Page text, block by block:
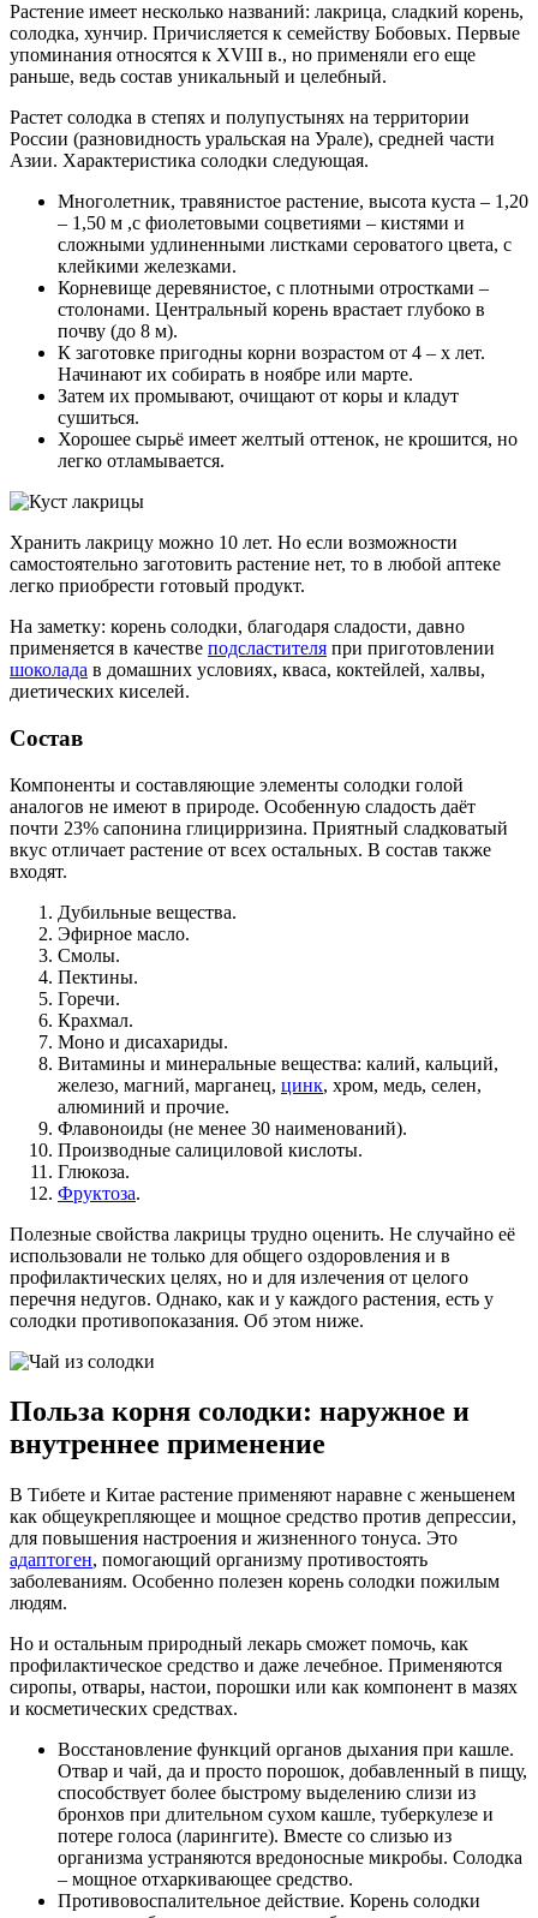
Растение имеет несколько названий: лакрица, сладкий корень,
солодка, хунчир. Причисляется к семейству Бобовых. Первые
упоминания относятся к XVIII в., но применяли его еще
раньше, ведь состав уникальный и целебный.
Растет солодка в степях и полупустынях на территории
России (разновидность уральская на Урале), средней части
Азии. Характеристика солодки следующая.
Многолетник, травянистое растение, высота куста – 1,20
– 1,50 м ,с фиолетовыми соцветиями – кистями и
сложными удлиненными листками сероватого цвета, с
клейкими железками.
Корневище деревянистое, с плотными отростками –
столонами. Центральный корень врастает глубоко в
почву (до 8 м).
К заготовке пригодны корни возрастом от 4 – х лет.
Начинают их собирать в ноябре или марте.
Затем их промывают, очищают от коры и кладут
сушиться.
Хорошее сырьё имеет желтый оттенок, не крошится, но
легко отламывается.
Хранить лакрицу можно 10 лет. Но если возможности
самостоятельно заготовить растение нет, то в любой аптеке
легко приобрести готовый продукт.
На заметку: корень солодки, благодаря сладости, давно
применяется в качестве подсластителя при приготовлении
шоколада в домашних условиях, кваса, коктейлей, халвы,
диетических киселей.
Состав
Компоненты и составляющие элементы солодки голой
аналогов не имеют в природе. Особенную сладость даёт
почти 23% сапонина глицирризина. Приятный сладковатый
вкус отличает растение от всех остальных. В состав также
входят.
Дубильные вещества.
Эфирное масло.
Смолы.
Пектины.
Горечи.
Крахмал.
Моно и дисахариды.
Витамины и минеральные вещества: калий, кальций,
железо, магний, марганец, цинк, хром, медь, селен,
алюминий и прочие.
Флавоноиды (не менее 30 наименований).
Производные салициловой кислоты.
Глюкоза.
Фруктоза.
Полезные свойства лакрицы трудно оценить. Не случайно её
использовали не только для общего оздоровления и в
профилактических целях, но и для излечения от целого
перечня недугов. Однако, как и у каждого растения, есть у
солодки противопоказания. Об этом ниже.
Польза корня солодки: наружное и
внутреннее применение
В Тибете и Китае растение применяют наравне с женьшенем
как общеукрепляющее и мощное средство против депрессии,
для повышения настроения и жизненного тонуса. Это
адаптоген, помогающий организму противостоять
заболеваниям. Особенно полезен корень солодки пожилым
людям.
Но и остальным природный лекарь сможет помочь, как
профилактическое средство и даже лечебное. Применяются
сиропы, отвары, настои, порошки или как компонент в мазях
и косметических средствах.
Восстановление функций органов дыхания при кашле.
Отвар и чай, да и просто порошок, добавленный в пищу,
способствует более быстрому выделению слизи из
бронхов при длительном сухом кашле, туберкулезе и
потере голоса (ларингите). Вместе со слизью из
организма устраняются вредоносные микробы. Солодка
– мощное отхаркивающее средство.
Противовоспалительное действие. Корень солодки